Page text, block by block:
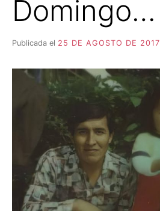
Domingo…
Publicada el 25 DE AGOSTO DE 2017